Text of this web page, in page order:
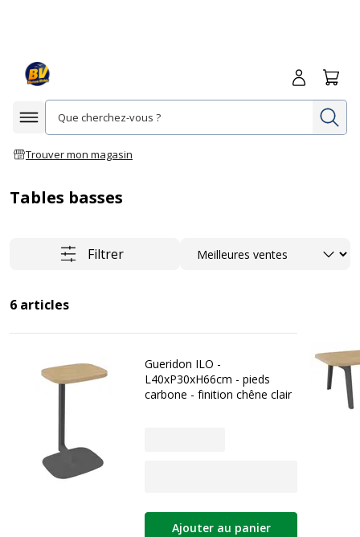
Afficher la navigation
Trouver mon magasin
Me
Tables basses
Filtrer Trier
6 articles
Gueridon ILO -
L40xP30xH66cm - pieds
carbone - finition chêne clair
Ajouter au panier